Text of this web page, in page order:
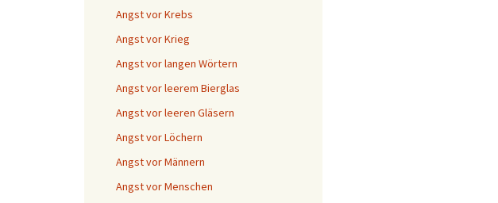
Angst vor Krebs
Angst vor Krieg
Angst vor langen Wörtern
Angst vor leerem Bierglas
Angst vor leeren Gläsern
Angst vor Löchern
Angst vor Männern
Angst vor Menschen